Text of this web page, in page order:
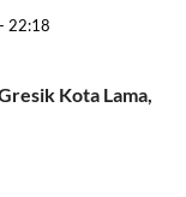
22:18
Kota Lama,